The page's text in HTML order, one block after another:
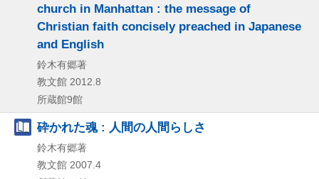
church in Manhattan : the message of
Christian faith concisely preached in Japanese
and English
鈴木有郷著
教文館 2012.8
所蔵館9館
砕かれた魂 : 人間の人間らしさ
鈴木有郷著
教文館 2007.4